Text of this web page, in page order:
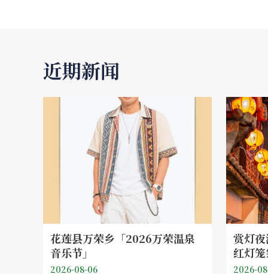
近期新闻
花莲县万荣乡「2026万荣温泉
音乐节」
2026-08-06
赏灯
红灯
2026-